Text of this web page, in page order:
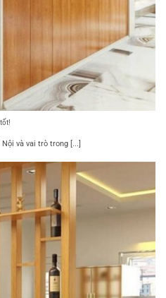
và vai trò trong [...]